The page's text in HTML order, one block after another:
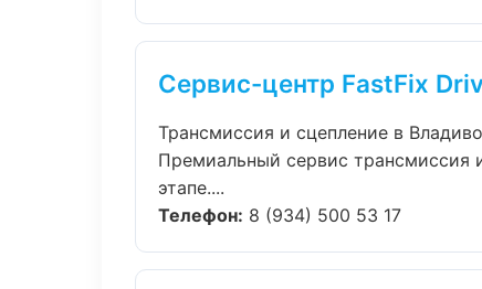
Сервис-центр FastFix
Трансмиссия и сцепление в
Премиальный сервис трансмиссия
этапе....
Телефон: 8 (934) 500 53 17